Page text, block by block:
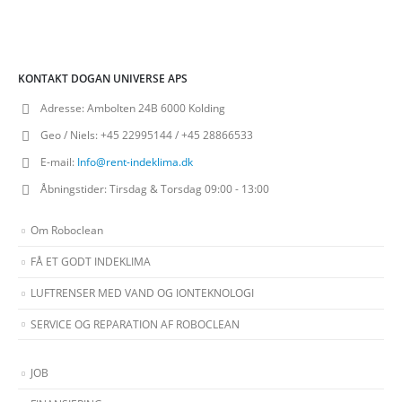
KONTAKT DOGAN UNIVERSE APS
Adresse:Ambolten 24B 6000 Kolding
Geo / Niels:+45 22995144 / +45 28866533
E-mail: Info@rent-indeklima.dk
Åbningstider:Tirsdag & Torsdag 09:00 - 13:00
Om Roboclean
FÅ ET GODT INDEKLIMA
LUFTRENSER MED VAND OG IONTEKNOLOGI
SERVICE OG REPARATION AF ROBOCLEAN
JOB